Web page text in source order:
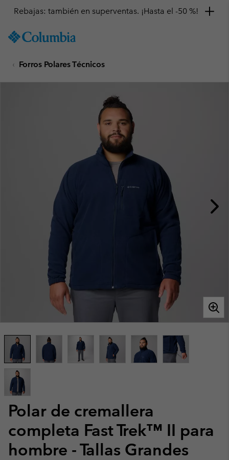
TO
SKIP
MAIN
Rebajas: también en superventas. ¡Hasta el -50 %!
Forros Polares Técnicos
Polar de cremallera
completa Fast Trek™ II para
hombre - Tallas Grandes